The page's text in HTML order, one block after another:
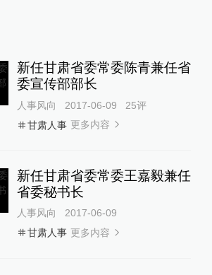
新任甘肃省委常委陈青兼任省
委宣传部部长
人事风向 2017-06-09 25评
甘肃人事 更多内容
新任甘肃省委常委王嘉毅兼任
省委秘书长
人事风向
2017-06-09
甘肃人事 更多内容